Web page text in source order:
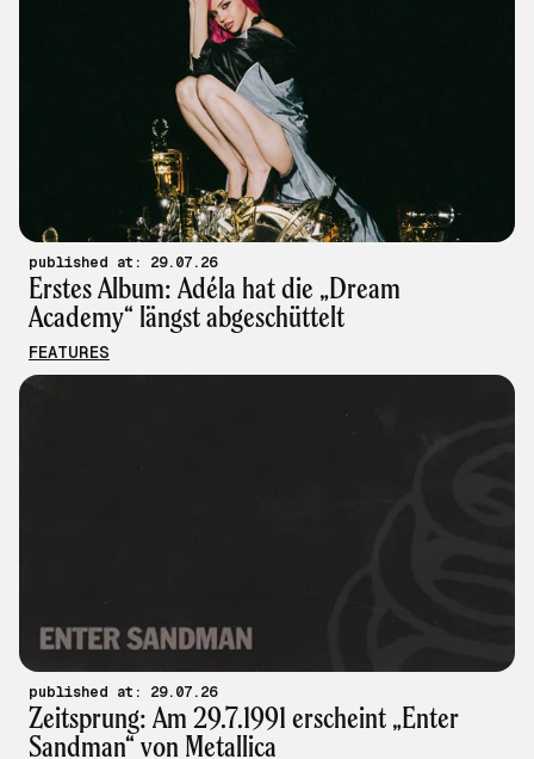
published at: 29.07.26
Erstes Album: Adéla hat die „Dream
Academy“ längst abgeschüttelt
FEATURES
published at: 29.07.26
Zeitsprung: Am 29.7.1991 erscheint „Enter
Sandman“ von Metallica